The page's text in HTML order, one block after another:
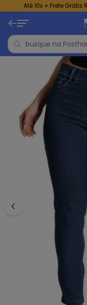
Até 10x + Frete Grátis